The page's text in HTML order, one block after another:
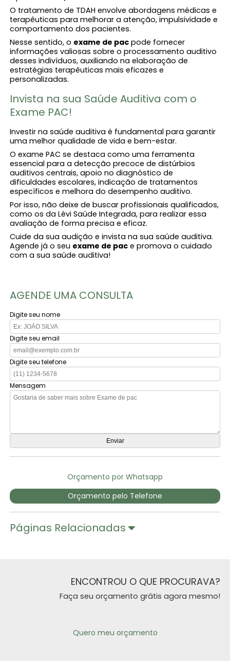
O tratamento de TDAH envolve abordagens médicas e
terapêuticas para melhorar a atenção, impulsividade e
comportamento dos pacientes.
Nesse sentido, o exame de pac pode fornecer
informações valiosas sobre o processamento auditivo
desses indivíduos, auxiliando na elaboração de
estratégias terapêuticas mais eficazes e
personalizadas.
Invista na sua Saúde Auditiva com o
Exame PAC!
Investir na saúde auditiva é fundamental para garantir
uma melhor qualidade de vida e bem-estar.
O exame PAC se destaca como uma ferramenta
essencial para a detecção precoce de distúrbios
auditivos centrais, apoio no diagnóstico de
dificuldades escolares, indicação de tratamentos
específicos e melhora do desempenho auditivo.
Por isso, não deixe de buscar profissionais qualificados,
como os da Lévi Saúde Integrada, para realizar essa
avaliação de forma precisa e eficaz.
Cuide da sua audição e invista na sua saúde auditiva.
Agende já o seu exame de pac e promova o cuidado
com a sua saúde auditiva!
AGENDE UMA CONSULTA
Digite seu nome
Digite seu email
Digite seu telefone
Mensagem
Orçamento por Whatsapp
Orçamento pelo Telefone
Páginas Relacionadas
ENCONTROU O QUE PROCURAVA?
Faça seu orçamento grátis agora mesmo!
Quero meu orçamento